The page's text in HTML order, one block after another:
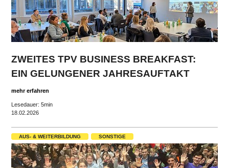
ZWEITES TPV BUSINESS BREAKFAST:
EIN GELUNGENER JAHRESAUFTAKT
mehr erfahren
Lesedauer: 5min
18.02.2026
AUS- & WEITERBILDUNG SONSTIGE